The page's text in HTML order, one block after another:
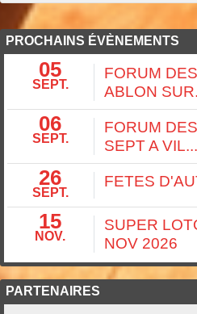
PROCHAINS ÉVÈNEMENTS
05
SEPT.
FORUM
ABLON
06
SEPT.
FORUM
SEPT A VIL...
26
SEPT.
FETES
15
NOV.
SUPER
NOV 2026
PARTENAIRES